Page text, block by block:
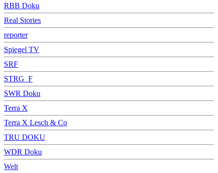
RBB Doku
Real Stories
reporter
Spiegel TV
SRF
STRG_F
SWR Doku
Terra X
Terra X Lesch & Co
TRU DOKU
WDR Doku
Welt